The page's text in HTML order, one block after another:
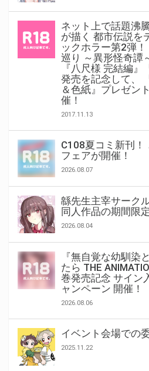
ネット上で話題沸
が描く 都市伝説を
ックホラー第2弾
巡り ～異形怪奇譚
『八尺様 完結編
発売を記念して、
＆色紙』プレゼン
催！
2017.11.13
C108夏コミ新刊！
フェアが開催！
2026.08.07
緜先生主宰サーク
同人作品の期間限
2026.08.04
『無自覚な幼馴染
たら THE
巻発売記念 サイン
ャンペーン 開催！
2026.08.06
イベント会場での
2025.11.22